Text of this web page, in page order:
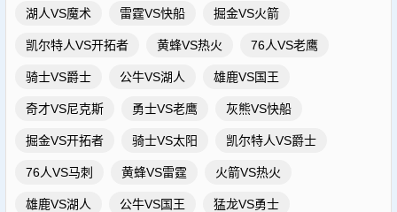
湖人VS魔术 雷霆VS快船 掘金VS火箭
凯尔特人VS开拓者 黄蜂VS热火 76人VS老鹰
骑士VS爵士 公牛VS湖人 雄鹿VS国王
奇才VS尼克斯 勇士VS老鹰 灰熊VS快船
掘金VS开拓者 骑士VS太阳 凯尔特人VS爵士
76人VS马刺 黄蜂VS雷霆 火箭VS热火
雄鹿VS湖人 公牛VS国王 猛龙VS勇士